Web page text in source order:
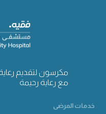
مكرسون لتقديم
مع رعاية رحيمة
خدمات المرضى